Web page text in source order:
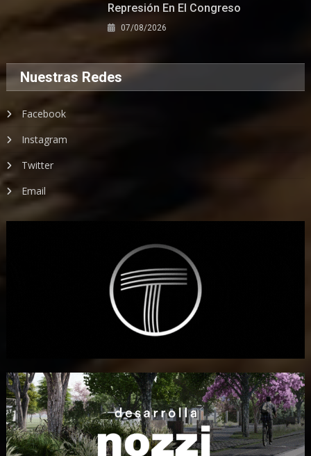
Represión En El Congreso
07/08/2026
Nuestras Redes
Facebook
Instagram
Twitter
Email